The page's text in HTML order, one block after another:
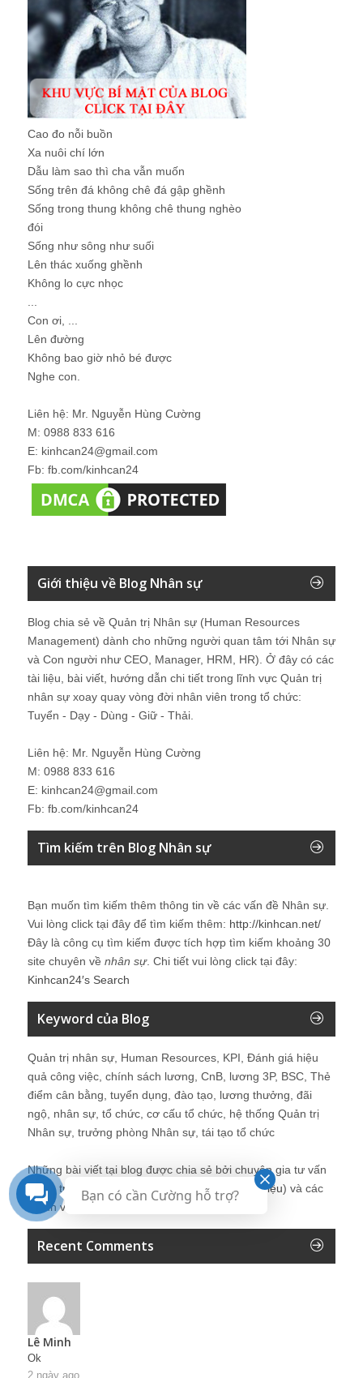
Cao đo nỗi buồn
Xa nuôi chí lớn
Dẫu làm sao thì cha vẫn muốn
Sống trên đá không chê đá gập ghềnh
Sống trong thung không chê thung nghèo
đói
Sống như sông như suối
Lên thác xuống ghềnh
Không lo cực nhọc
Con ơi, ...
Lên đường
Không bao giờ nhỏ bé được
Nghe con.
Liên hệ: Mr. Nguyễn Hùng Cường
M: 0988 833 616
E: kinhcan24@gmail.com
Fb: fb.com/kinhcan24
Giới thiệu về Blog Nhân sự
Blog chia sẻ về Quản trị Nhân sự (Human Resources
Management) dành cho những người quan tâm tới Nhân sự
và Con người như CEO, Manager, HRM, HR). Ở đây có các
tài liệu, bài viết, hướng dẫn chi tiết trong lĩnh vực Quản trị
nhân sự xoay quay vòng đời nhân viên trong tổ chức:
Tuyển - Dạy - Dùng - Giữ - Thải.
Liên hệ: Mr. Nguyễn Hùng Cường
M: 0988 833 616
E: kinhcan24@gmail.com
Fb: fb.com/kinhcan24
Tìm kiếm trên Blog Nhân sự
Bạn muốn tìm kiếm thêm thông tin về các vấn đề Nhân sự
Vui lòng click tại đây để tìm kiếm thêm: http://kinhcan.net/
Đây là công cụ tìm kiếm được tích hợp tìm kiếm khoảng 30
site chuyên về nhân sự. Chi tiết vui lòng click tại đây:
Kinhcan24′s Search
Keyword của Blog
Quản trị nhân sự, Human Resources, KPI, Đánh giá hiệu
quả công việc, chính sách lương, CnB, lương 3P, BSC, Thẻ
điểm cân bằng, tuyển dụng, đào tạo, lương thưởng, đãi
ngộ, nhân sự, tổ chức, cơ cấu tổ chức, hệ thống Quản trị
Nhân sự, trưởng phòng Nhân sự, tái tạo tổ chức
Những bài viết tại blog được chia sẻ bởi chuyên gia tư vấn
Quản trị Nhân sự Nguyễn Hùng Cường (giới thiệu) và các
thành viên khác trong cộng đồng Nhân sự.
Recent Comments
Lê Minh
Ok
2 ngày ago
Bạn có cần Cường hỗ trợ?